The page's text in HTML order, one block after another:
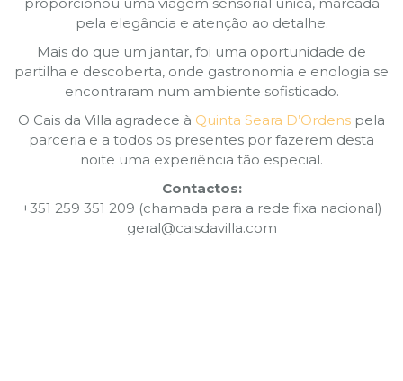
pela elegância e atenção ao detalhe.
Mais do que um jantar, foi uma oportunidade de
partilha e descoberta, onde gastronomia e enologia se
encontraram num ambiente sofisticado.
O Cais da Villa agradece à Quinta Seara D’Ordens pela
parceria e a todos os presentes por fazerem desta
noite uma experiência tão especial.
Contactos:
+351 259 351 209 (chamada para a rede fixa nacional)
geral@caisdavilla.com